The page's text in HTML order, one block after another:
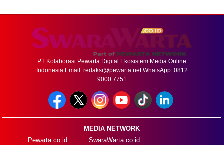
PT Kolaborasi Pewarta Digital Ekosistem Media Online
Indonesia Email: redaksi@pewarta.netWhatsApp: 0812
9000 7751
MEDIA NETWORK
Pewarta.co.id
SwaraWarta.co.id